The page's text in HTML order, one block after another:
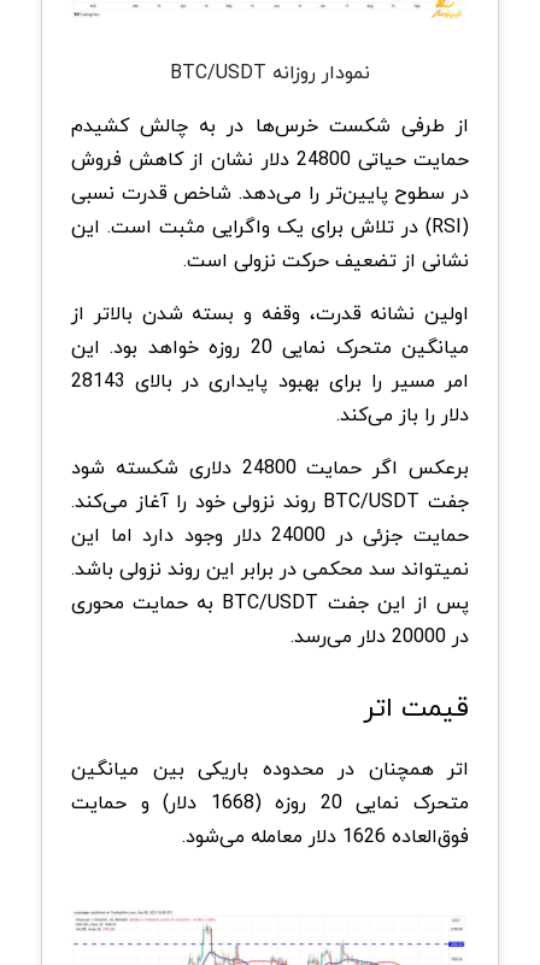
نمودار روزانه BTC/USDT
از طرفی شکست خرس‌ها در به چالش کشیدم
حمایت حیاتی 24800 دلار نشان از کاهش فروش
در سطوح پایین‌تر را می‌دهد. شاخص قدرت نسبی
(RSI) در تلاش برای یک واگرایی مثبت است. این
نشانی از تضعیف حرکت نزولی است.
اولین نشانه قدرت، وقفه و بسته شدن بالاتر از
میانگین متحرک نمایی 20 روزه خواهد بود. این
امر مسیر را برای بهبود پایداری در بالای 28143
دلار را باز می‌کند.
برعکس اگر حمایت 24800 دلاری شکسته شود
جفت BTC/USDT روند نزولی خود را آغاز می‌کند.
حمایت جزئی در 24000 دلار وجود دارد اما این
نمیتواند سد محکمی در برابر این روند نزولی باشد.
پس از این جفت BTC/USDT به حمایت محوری
در 20000 دلار می‌رسد.
قیمت اتر
اتر همچنان در محدوده باریکی بین میانگین
متحرک نمایی 20 روزه (1668 دلار) و حمایت
فوق‌العاده 1626 دلار معامله می‌شود.